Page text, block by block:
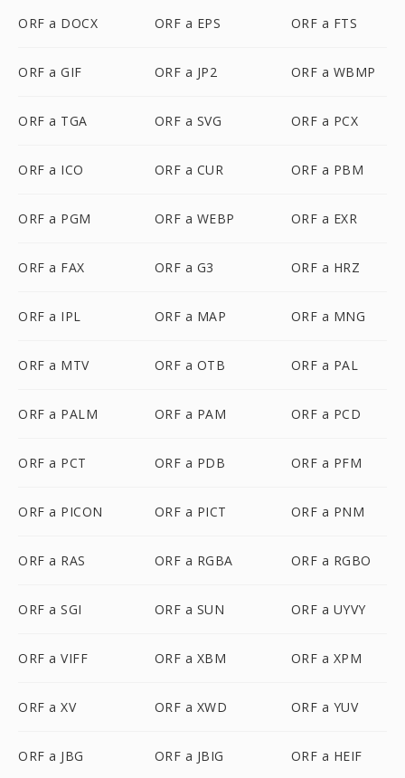
ORF a DOCX ORF a EPS ORF a FTS
ORF a GIF ORF a JP2 ORF a WBMP
ORF a TGA ORF a SVG ORF a PCX
ORF a ICO ORF a CUR ORF a PBM
ORF a PGM ORF a WEBP ORF a EXR
ORF a FAX ORF a G3 ORF a HRZ
ORF a IPL ORF a MAP ORF a MNG
ORF a MTV ORF a OTB ORF a PAL
ORF a PALM ORF a PAM ORF a PCD
ORF a PCT ORF a PDB ORF a PFM
ORF a PICON ORF a PICT ORF a PNM
ORF a RAS ORF a RGBA ORF a RGBO
ORF a SGI ORF a SUN ORF a UYVY
ORF a VIFF ORF a XBM ORF a XPM
ORF a XV ORF a XWD ORF a YUV
ORF a JBG ORF a JBIG ORF a HEIF